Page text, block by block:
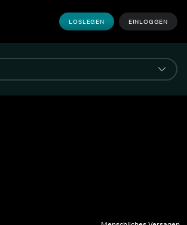
LOSLEGEN EINLOGGEN